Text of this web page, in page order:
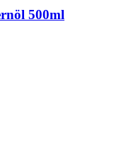
500ml